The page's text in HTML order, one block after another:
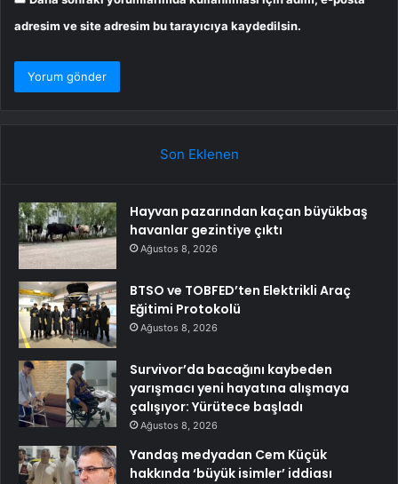
adresim ve site adresim bu tarayıcıya kaydedilsin.
Son Eklenen
Hayvan pazarından kaçan büyükbaş
havanlar gezintiye çıktı
Ağustos 8, 2026
BTSO ve TOBFED’ten Elektrikli Araç
Eğitimi Protokolü
Ağustos 8, 2026
Survivor’da bacağını kaybeden
yarışmacı yeni hayatına alışmaya
çalışıyor: Yürütece başladı
Ağustos 8, 2026
Yandaş medyadan Cem Küçük
hakkında ‘büyük isimler’ iddiası